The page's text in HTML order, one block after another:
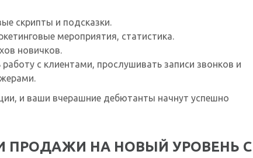
скрипты и подсказки.
мероприятия, статистика.
новичков.
с клиентами, прослушивать записи звонков и
и ваши вчерашние дебютанты начнут успешно
ПРОДАЖИ НА НОВЫЙ УРОВЕНЬ С